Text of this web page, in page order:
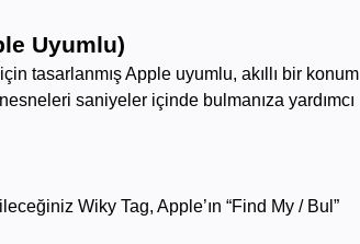
Uyumlu)
tasarlanmış Apple uyumlu, akıllı bir konum
saniyeler içinde bulmanıza yardımcı
Wiky Tag, Apple’ın “Find My / Bul”